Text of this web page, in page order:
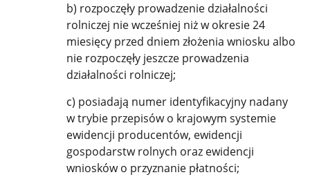
b) rozpoczęły prowadzenie działalności
rolniczej nie wcześniej niż w okresie 24
miesięcy przed dniem złożenia wniosku albo
nie rozpoczęły jeszcze prowadzenia
działalności rolniczej;
c) posiadają numer identyfikacyjny nadany
w trybie przepisów o krajowym systemie
ewidencji producentów, ewidencji
gospodarstw rolnych oraz ewidencji
wniosków o przyznanie płatności;